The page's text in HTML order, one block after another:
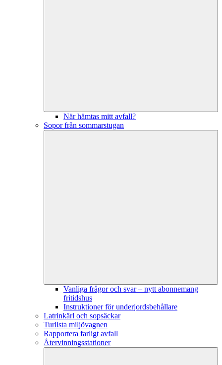
När hämtas mitt avfall?
Sopor från sommarstugan
Vanliga frågor och svar – nytt abonnemang
fritidshus
Instruktioner för underjordsbehållare
Latrinkärl och sopsäckar
Turlista miljövagnen
Rapportera farligt avfall
Återvinningsstationer